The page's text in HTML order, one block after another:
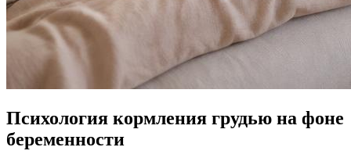
Психология кормления грудью на фоне
беременности